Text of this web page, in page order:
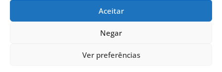
Aceitar
Negar
Ver preferências
MAIS NOTÍCIAS